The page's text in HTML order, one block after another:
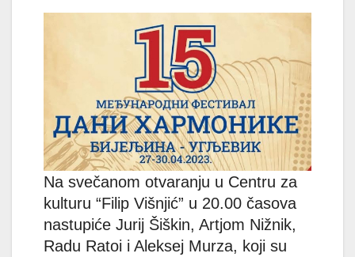
Na svečanom otvaranju u Centru za
kulturu “Filip Višnjić” u 20.00 časova
nastupiće Jurij Šiškin, Artjom Nižnik,
Radu Ratoi i Aleksej Murza, koji su